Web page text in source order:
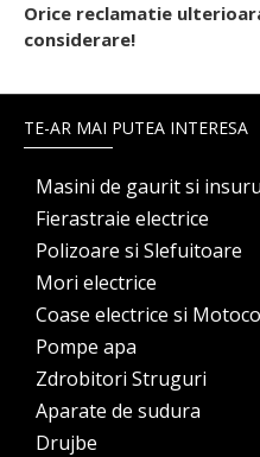
Orice reclamatie
considerare!
TE-AR MAI PUTEA INTERESA
Masini de gaurit si
Fierastraie electrice
Polizoare si Slefuitoare
Mori electrice
Coase electrice si
Pompe apa
Zdrobitori Struguri
Aparate de sudura
Drujbe